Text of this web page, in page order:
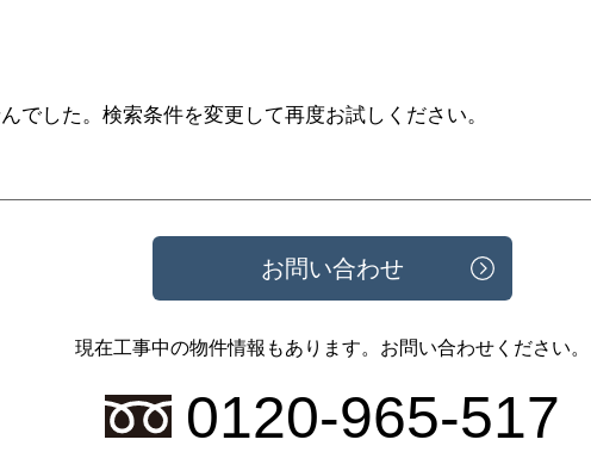
でした。 検索条件を変更して再度お試しください。
お問い合わせ
現在工事中の物件情報もあります。 お問い合わせください。
0120-965-517